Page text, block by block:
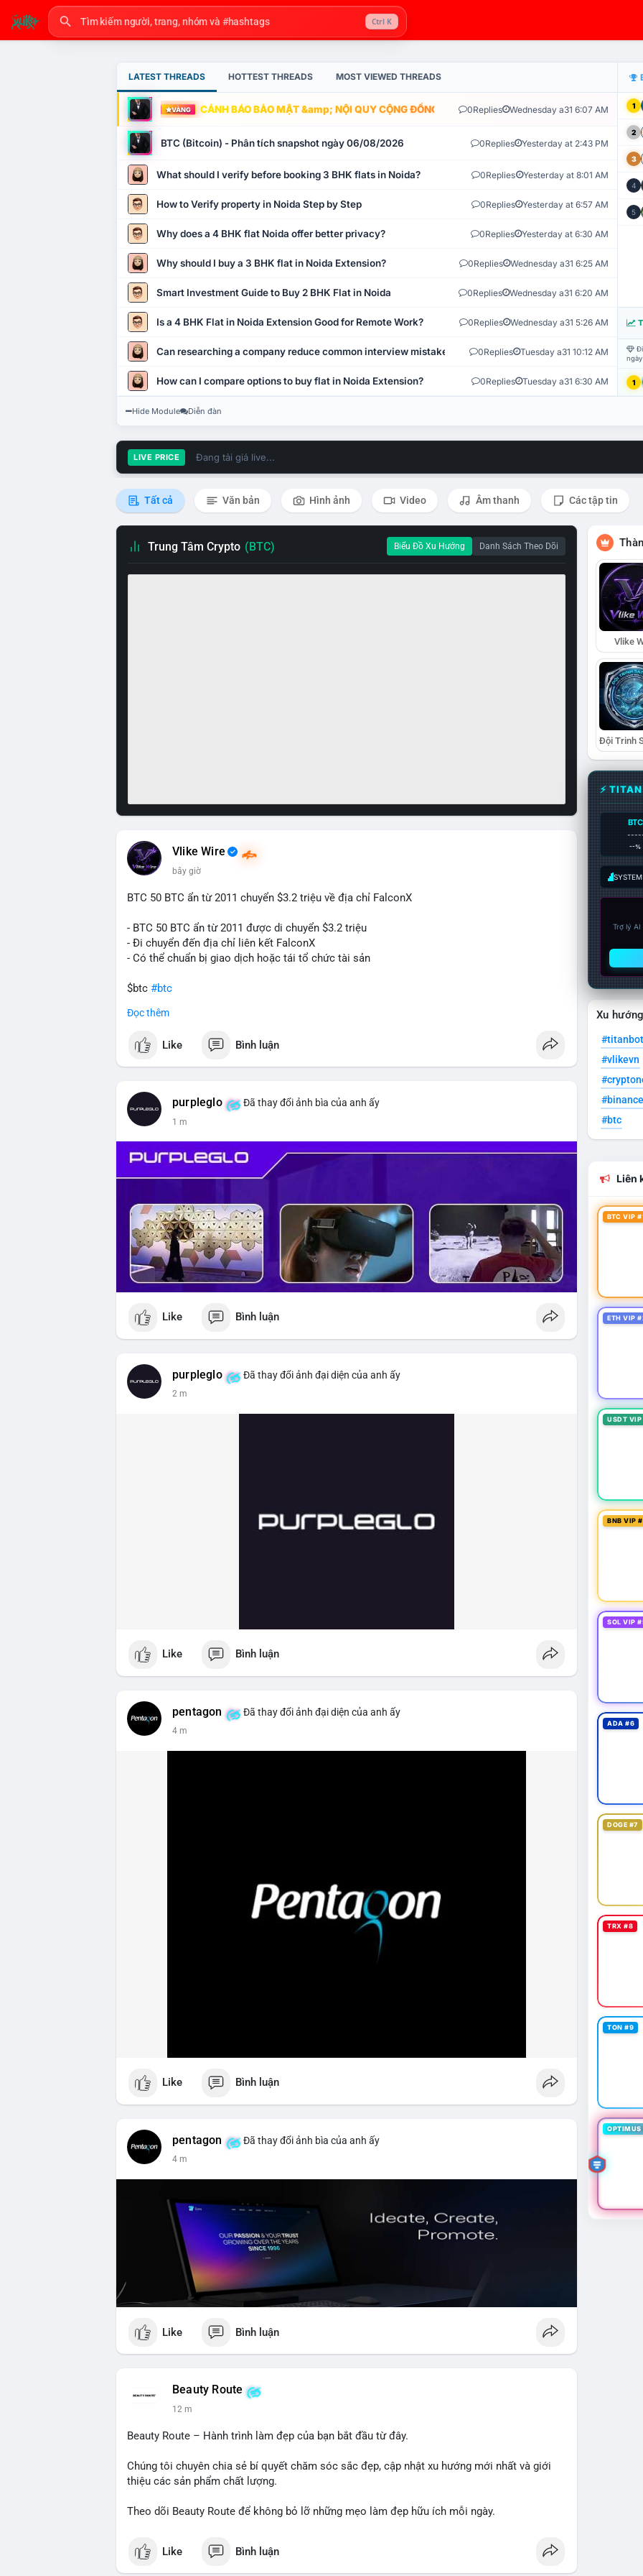
Ctrl K
LATEST THREADS HOTTEST THREADS MOST VIEWED THREADS
VÀNG CẢNH BÁO BẢO MẬT &amp; NỘI QUY CỘNG ĐỒNG VLIKE.VN: HỆ THỐNG GIÁM SÁT TỰ
0Replies Wednesday a31 6:07 AM
BTC (Bitcoin) - Phân tích snapshot ngày 06/08/2026 0Replies Yesterday at 2:43 PM
What should I verify before booking 3 BHK flats in Noida? 0Replies Yesterday at 8:01 AM
How to Verify property in Noida Step by Step 0Replies Yesterday at 6:57 AM
Why does a 4 BHK flat Noida offer better privacy? 0Replies Yesterday at 6:30 AM
Why should I buy a 3 BHK flat in Noida Extension? 0Replies Wednesday a31 6:25 AM
Smart Investment Guide to Buy 2 BHK Flat in Noida 0Replies Wednesday a31 6:20 AM
Is a 4 BHK Flat in Noida Extension Good for Remote Work? 0Replies Wednesday a31 5:26 AM
Can researching a company reduce common interview mistakes? 0Replies Tuesday a31 10:12 AM
How can I compare options to buy flat in Noida Extension? 0Replies Tuesday a31 6:30 AM
1
2
3
4
5
1
Hide Module Diễn đàn
LIVE PRICE Đang tải giá live...
Tất cả Văn bản Hình ảnh Video Âm thanh Các tập tin
Trung Tâm Crypto (BTC) Biểu Đồ Xu Hướng Danh Sách Theo Dõi
Vlike Wire
bây giờ
BTC 50 BTC ẩn từ 2011 chuyển $3.2 triệu về địa chỉ FalconX
- BTC 50 BTC ẩn từ 2011 được di chuyển $3.2 triệu
- Đi chuyển đến địa chỉ liên kết FalconX
- Có thể chuẩn bị giao dịch hoặc tái tổ chức tài sản
$btc #btc
#vlikevn
📰 Nguồn: CoinDesk
Đọc thêm
Like Bình luận
purpleglo Đã thay đổi ảnh bìa của anh ấy
1 m
Like Bình luận
purpleglo Đã thay đổi ảnh đại diện của anh ấy
2 m
Like Bình luận
pentagon Đã thay đổi ảnh đại diện của anh ấy
4 m
Like Bình luận
pentagon Đã thay đổi ảnh bìa của anh ấy
5 m
Like Bình luận
Beauty Route
12 m
Beauty Route – Hành trình làm đẹp của bạn bắt đầu từ đây.
Chúng tôi chuyên chia sẻ bí quyết chăm sóc sắc đẹp, cập nhật xu hướng mới nhất và giới
thiệu các sản phẩm chất lượng.
Theo dõi Beauty Route để không bỏ lỡ những mẹo làm đẹp hữu ích mỗi ngày.
Like Bình luận
Vlike
⚡
BTC
--%
Trợ lý
Xu
#titanbot
#vlikevn
#btc
Liên
BTC VIP
ETH VIP
USDT
BNB VIP
SOL VIP
ADA #6
DOGE #7
TRX #8
TON #9
OPTIMUS